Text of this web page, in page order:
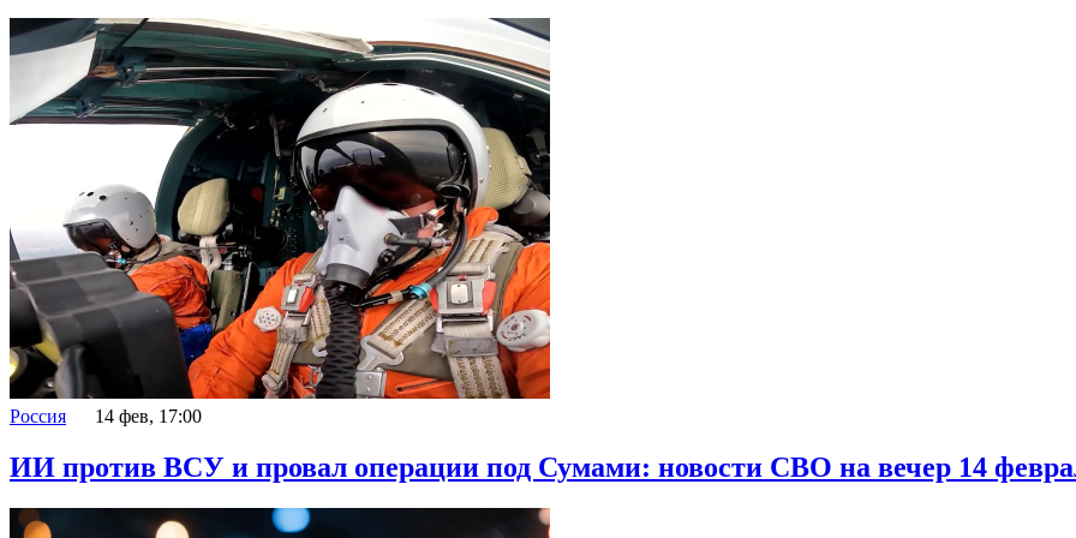
Россия 14 фев, 17:00
ИИ против ВСУ и провал операции под Сумами: новости СВО на вечер 14